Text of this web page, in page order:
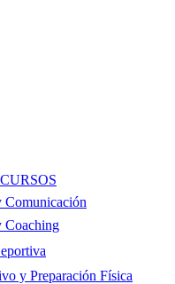
Coaching
y Preparación Física